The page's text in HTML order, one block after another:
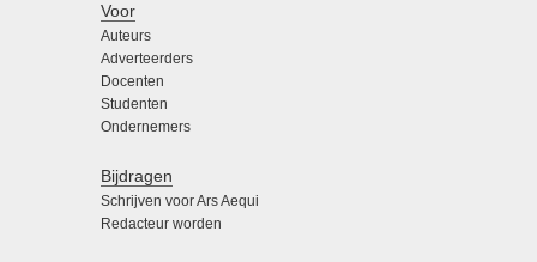
Voor
Auteurs
Adverteerders
Docenten
Studenten
Ondernemers
Bijdragen
Schrijven voor Ars Aequi
Redacteur worden